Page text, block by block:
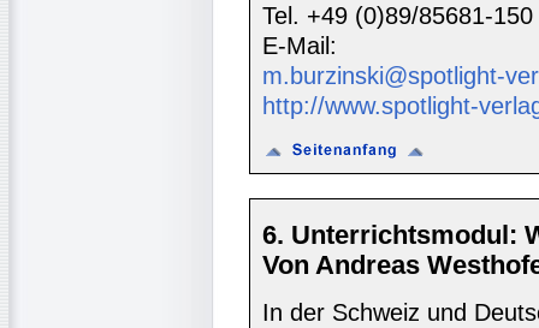
Tel. +49 (0)89/85681-150
E-Mail:
m.burzinski@spotlight-
http://www.spotlight-
6. Unterrichtsmodul:
Von Andreas
In der Schweiz und